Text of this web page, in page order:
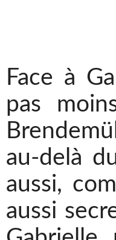
Face à
pas
au-delà
aussi,
aussi